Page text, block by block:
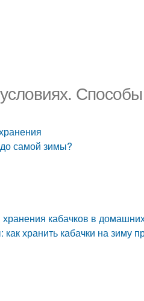
самой зимы?
кабачков в
хранить кабачки на зиму